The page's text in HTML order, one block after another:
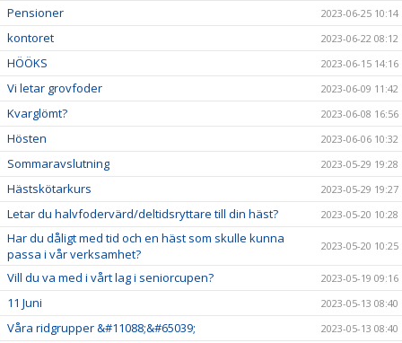
Pensioner 2023-06-25 10:14
kontoret 2023-06-22 08:12
HÖÖKS 2023-06-15 14:16
Vi letar grovfoder 2023-06-09 11:42
Kvarglömt? 2023-06-08 16:56
Hösten 2023-06-06 10:32
Sommaravslutning 2023-05-29 19:28
Hästskötarkurs 2023-05-29 19:27
Letar du halvfodervärd/deltidsryttare till din häst? 2023-05-20 10:28
Har du dåligt med tid och en häst som skulle kunna
passa i vår verksamhet?
2023-05-20 10:25
Vill du va med i vårt lag i seniorcupen? 2023-05-19 09:16
11 Juni 2023-05-13 08:40
Våra ridgrupper &#11088;&#65039; 2023-05-13 08:40